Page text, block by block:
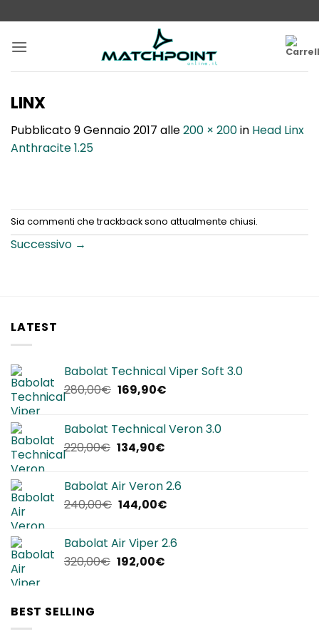
ai
contenuti
LINX
Pubblicato9 Gennaio 2017 alle200 × 200in Head Linx
Anthracite 1.25
Sia commenti che trackback sono attualmente chiusi.
Successivo →
LATEST
Babolat Technical Viper Soft 3.0
280,00€ Il
era:
280,00€.
169,90€Il
è:
Babolat Technical Veron 3.0
220,00€ Il
era:
220,00€.
134,90€Il
è:
134,90€.
Babolat Air Veron 2.6
240,00€ Il
era:
240,00€.
144,00€Il
è:
Babolat Air Viper 2.6
320,00€ Il
192,00€Il
BEST SELLING